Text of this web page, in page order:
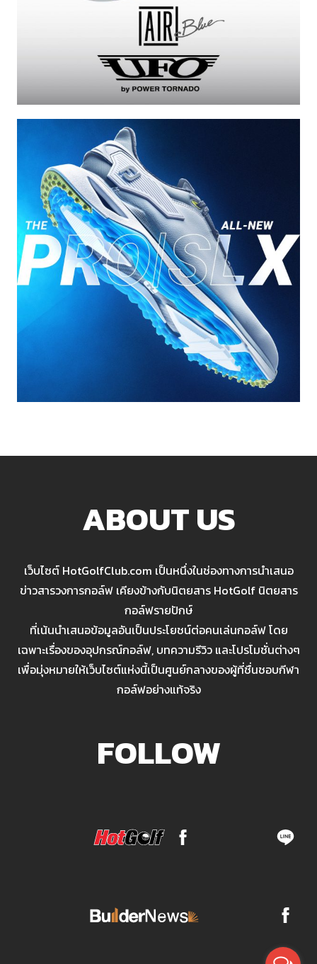
ABOUT US
เว็บไซต์ HotGolfClub.com เป็นหนึ่งในช่องทางการนำเสนอ
ข่าวสารวงการกอล์ฟ เคียงข้างกับนิตยสาร HotGolf นิตยสาร
กอล์ฟรายปักษ์
ที่เน้นนำเสนอข้อมูลอันเป็นประโยชน์ต่อคนเล่นกอล์ฟ โดย
เฉพาะเรื่องของอุปกรณ์กอล์ฟ, บทความรีวิว และโปรโมชั่นต่างๆ
เพื่อมุ่งหมายให้เว็บไซต์แห่งนี้เป็นศูนย์กลางของผู้ที่ชื่นชอบกีฬา
กอล์ฟอย่างแท้จริง
FOLLOW